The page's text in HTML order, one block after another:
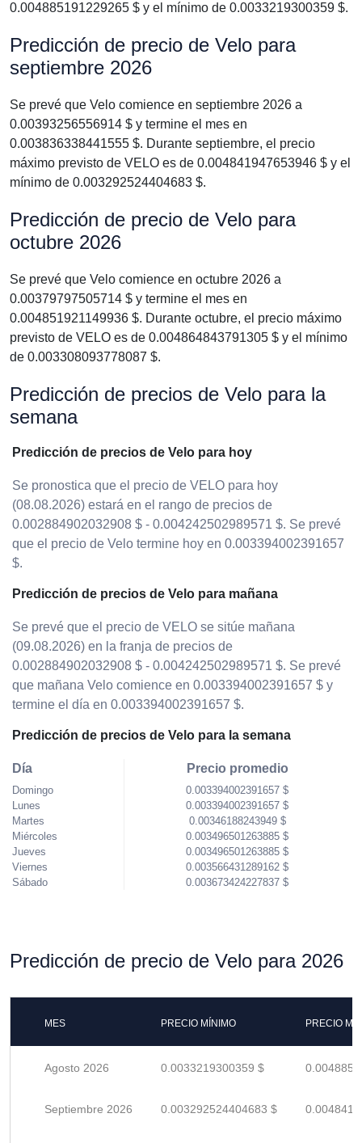
0.004885191229265 $ y el mínimo de 0.0033219300359 $.
Predicción de precio de Velo para
septiembre 2026
Se prevé que Velo comience en septiembre 2026 a
0.00393256556914 $ y termine el mes en
0.003836338441555 $. Durante septiembre, el precio
máximo previsto de VELO es de 0.004841947653946 $ y el
mínimo de 0.003292524404683 $.
Predicción de precio de Velo para
octubre 2026
Se prevé que Velo comience en octubre 2026 a
0.00379797505714 $ y termine el mes en
0.004851921149936 $. Durante octubre, el precio máximo
previsto de VELO es de 0.004864843791305 $ y el mínimo
de 0.003308093778087 $.
Predicción de precios de Velo para la
semana
Predicción de precios de Velo para hoy
Se pronostica que el precio de VELO para hoy
(08.08.2026) estará en el rango de precios de
0.002884902032908 $ - 0.004242502989571 $. Se prevé
que el precio de Velo termine hoy en 0.003394002391657
$.
Predicción de precios de Velo para mañana
Se prevé que el precio de VELO se sitúe mañana
(09.08.2026) en la franja de precios de
0.002884902032908 $ - 0.004242502989571 $. Se prevé
que mañana Velo comience en 0.003394002391657 $ y
termine el día en 0.003394002391657 $.
Predicción de precios de Velo para la semana
Día
Domingo
Lunes
Martes
Miércoles
Jueves
Viernes
Sábado
Precio promedio
0.003394002391657 $
0.003394002391657 $
0.00346188243949 $
0.003496501263885 $
0.003496501263885 $
0.003566431289162 $
0.003673424227837 $
Predicción de precio de Velo para 2026
MES PRECIO MÍNIMO PRECIO
Agosto 2026 0.0033219300359 $
Septiembre 2026 0.003292524404683 $